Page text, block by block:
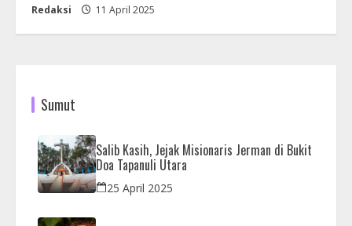
Redaksi 11 April 2025
Sumut
Salib Kasih, Jejak Misionaris Jerman di Bukit
Doa Tapanuli Utara
25 April 2025